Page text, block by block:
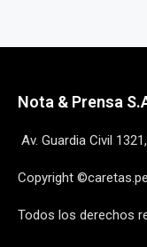
Nota & Prensa
Av. Guardia Civil
Copyright
Todos los derechos